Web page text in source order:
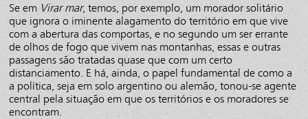
Se em Virar mar, temos, por exemplo, um morador solitário
que ignora o iminente alagamento do território em que vive
com a abertura das comportas, e no segundo um ser errante
de olhos de fogo que vivem nas montanhas, essas e outras
passagens são tratadas quase que com um certo
distanciamento. E há, ainda, o papel fundamental de como a
a política, seja em solo argentino ou alemão, tonou-se agente
central pela situação em que os territórios e os moradores se
encontram.